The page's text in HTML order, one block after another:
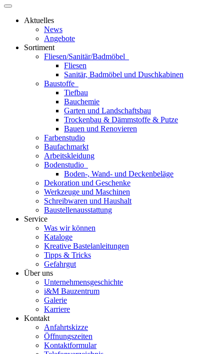
Aktuelles
News
Angebote
Sortiment
Fliesen/Sanitär/Badmöbel
Fliesen
Sanitär, Badmöbel und Duschkabinen
Baustoffe
Tiefbau
Bauchemie
Garten und Landschaftsbau
Trockenbau & Dämmstoffe & Putze
Bauen und Renovieren
Farbenstudio
Baufachmarkt
Arbeitskleidung
Bodenstudio
Boden-, Wand- und Deckenbeläge
Dekoration und Geschenke
Werkzeuge und Maschinen
Schreibwaren und Haushalt
Baustellenausstattung
Service
Was wir können
Kataloge
Kreative Bastelanleitungen
Tipps & Tricks
Gefahrgut
Über uns
Unternehmensgeschichte
i&M Bauzentrum
Galerie
Karriere
Kontakt
Anfahrtskizze
Öffnungszeiten
Kontaktformular